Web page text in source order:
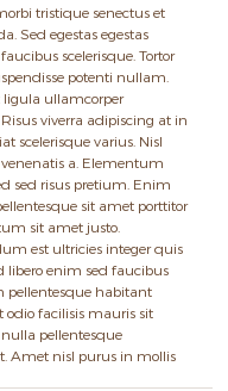
tristique senectus et
Sed egestas egestas
scelerisque. Tortor
potenti nullam.
ligula ullamcorper
viverra adipiscing at in
scelerisque varius. Nisl
a. Elementum
sed risus pretium. Enim
sit amet porttitor
sit amet justo.
est ultricies integer quis
libero enim sed faucibus
pellentesque habitant
odio facilisis mauris sit
pellentesque
Amet nisl purus in mollis